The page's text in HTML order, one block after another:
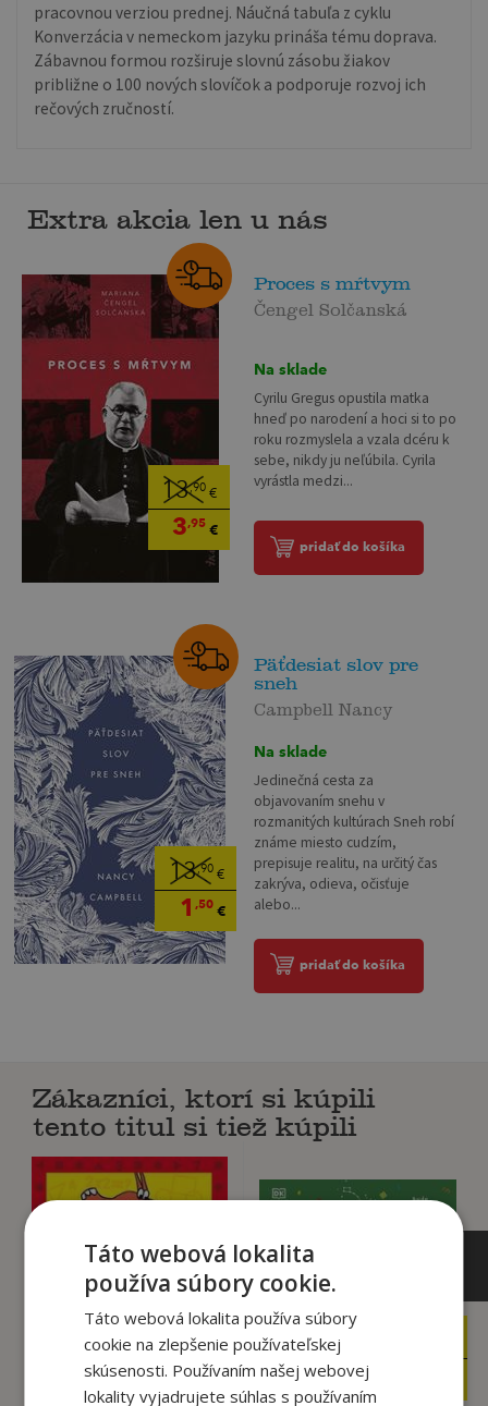
pracovnou verziou prednej. Náučná tabuľa z cyklu
Konverzácia v nemeckom jazyku prináša tému doprava.
Zábavnou formou rozširuje slovnú zásobu žiakov
približne o 100 nových slovíčok a podporuje rozvoj ich
rečových zručností.
Extra akcia len u nás
13,90 €
3,95 €
Proces s mŕtvym
Čengel Solčanská
Na sklade
Cyrilu Gregus opustila matka
hneď po narodení a hoci si to po
roku rozmyslela a vzala dcéru k
sebe, nikdy ju neľúbila. Cyrila
vyrástla medzi...
pridať do košíka
13,90€
1 ,50€
Päťdesiat slov pre
sneh
Campbell Nancy
Na sklade
Jedinečná cesta za
objavovaním snehu v
rozmanitých kultúrach Sneh robí
známe miesto cudzím,
prepisuje realitu, na určitý čas
zakrýva, odieva, očisťuje
alebo...
pridať do košíka
Zákazníci, ktorí si kúpili
tento titul si tiež kúpili
4,90€
2,50€
Táto webová lokalita
používa súbory cookie.
Táto webová lokalita používa súbory
cookie na zlepšenie používateľskej
skúsenosti. Používaním našej webovej
lokality vyjadrujete súhlas s používaním